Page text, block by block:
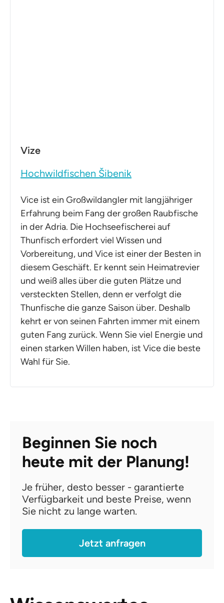
Vize
Hochwildfischen Šibenik
Vice ist ein Großwildangler mit langjähriger
Erfahrung beim Fang der großen Raubfische
in der Adria. Die Hochseefischerei auf
Thunfisch erfordert viel Wissen und
Vorbereitung, und Vice ist einer der Besten in
diesem Geschäft. Er kennt sein Heimatrevier
und weiß alles über die guten Plätze und
versteckten Stellen, denn er verfolgt die
Thunfische die ganze Saison über. Deshalb
kehrt er von seinen Fahrten immer mit einem
guten Fang zurück. Wenn Sie viel Energie und
einen starken Willen haben, ist Vice die beste
Wahl für Sie.
Beginnen Sie noch
heute mit der Planung!
Je früher, desto besser - garantierte
Verfügbarkeit und beste Preise, wenn
Sie nicht zu lange warten.
Jetzt anfragen